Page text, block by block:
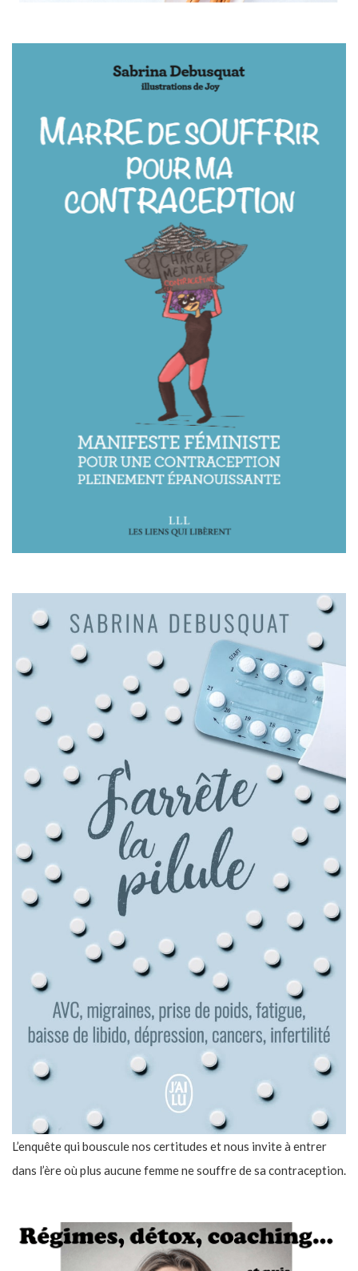
L’enquête qui bouscule nos certitudes et nous invite à entrer
dans l’ère où plus aucune femme ne souffre de sa contraception.